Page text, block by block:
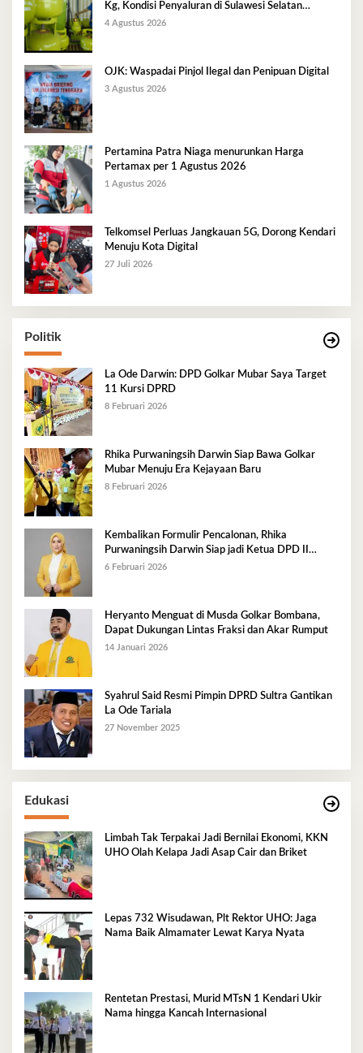
Kg, Kondisi Penyaluran di Sulawesi Selatan
Berlangsung Kondusif
4 Agustus 2026
OJK: Waspadai Pinjol Ilegal dan Penipuan Digital
3 Agustus 2026
Pertamina Patra Niaga menurunkan Harga
Pertamax per 1 Agustus 2026
1 Agustus 2026
Telkomsel Perluas Jangkauan 5G, Dorong Kendari
Menuju Kota Digital
27 Juli 2026
Politik
La Ode Darwin: DPD Golkar Mubar Saya Target
11 Kursi DPRD
8 Februari 2026
Rhika Purwaningsih Darwin Siap Bawa Golkar
Mubar Menuju Era Kejayaan Baru
8 Februari 2026
Kembalikan Formulir Pencalonan, Rhika
Purwaningsih Darwin Siap jadi Ketua DPD II
Golkar Mubar
6 Februari 2026
Heryanto Menguat di Musda Golkar Bombana,
Dapat Dukungan Lintas Fraksi dan Akar Rumput
14 Januari 2026
Syahrul Said Resmi Pimpin DPRD Sultra Gantikan
La Ode Tariala
27 November 2025
Edukasi
Limbah Tak Terpakai Jadi Bernilai Ekonomi, KKN
UHO Olah Kelapa Jadi Asap Cair dan Briket
Lepas 732 Wisudawan, Plt Rektor UHO: Jaga
Nama Baik Almamater Lewat Karya Nyata
Rentetan Prestasi, Murid MTsN 1 Kendari Ukir
Nama hingga Kancah Internasional